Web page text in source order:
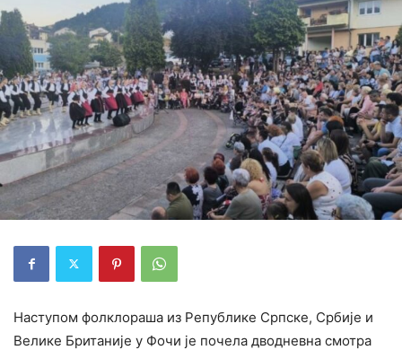
Наступом фолклораша из Републике Српске, Србије и
Велике Британије у Фочи је почела дводневна смотра